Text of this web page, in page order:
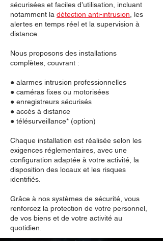
sécurisées et faciles d’utilisation, incluant
notamment la détection anti-intrusion , les
alertes en temps réel et la supervision à
distance.
Nous proposons des installations
complètes, couvrant :
● alarmes intrusion professionnelles
● caméras fixes ou motorisées
● enregistreurs sécurisés
● accès à distance
● télésurveillance* (option)
Chaque installation est réalisée selon les
exigences réglementaires, avec une
configuration adaptée à votre activité, la
disposition des locaux et les risques
identifiés.
Grâce à nos systèmes de sécurité, vous
renforcez la protection de votre personnel,
de vos biens et de votre activité au
quotidien.